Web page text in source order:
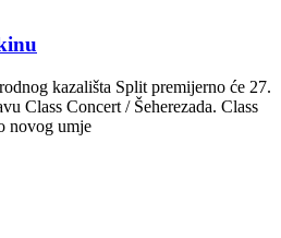
kazališta Split premijerno će 27.
Class Concert / Šeherezada. Class
novog umje